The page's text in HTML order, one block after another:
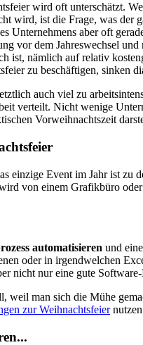
wird oft unterschätzt.
wird, ist die Frage, was
Unternehmens aber oft
vor dem Jahreswechsel
ist, nämlich auf relativ
zu beschäftigen, sinken
auch viel zu
verteilt. Nicht wenige
Vorweihnachtszeit
einzige Event im Jahr ist
von einem Grafikbüro
automatisieren und
oder in irgendwelchen
nicht nur eine gute
man sich die Mühe
zur Weihnachtsfeier